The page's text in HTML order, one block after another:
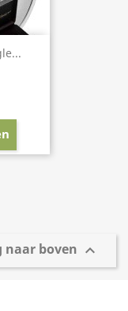
naar boven 